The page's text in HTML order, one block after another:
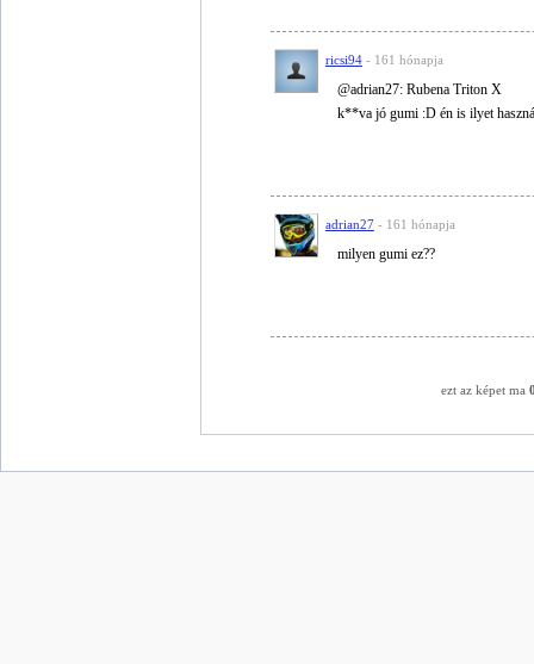
ricsi94 - 161 hónapja
@adrian27: Rubena Triton X
k**va jó gumi :D én is ilyet
adrian27 - 161 hónapja
milyen gumi ez??
ezt az képet ma